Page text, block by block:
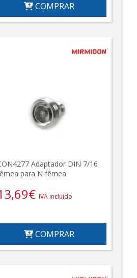
COMPRAR
Adaptador DIN 7/16
para N fêmea
€ IVA incluído
COMPRAR